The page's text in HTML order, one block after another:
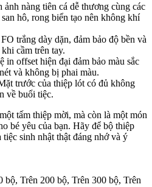
nàng tiên cá dễ thương cùng các
hô, rong biển tạo nên không khí
trắng dày dặn, đảm bảo độ bền và
cầm trên tay.
in offset hiện đại đảm bảo màu sắc
và không bị phai màu.
trước của thiệp lót có đủ không
về buổi tiệc.
tấm thiệp mời, mà còn là một món
bé yêu của bạn. Hãy để bộ thiệp
sinh nhật thật đáng nhớ và ý
bộ, Trên 200 bộ, Trên 300 bộ, Trên